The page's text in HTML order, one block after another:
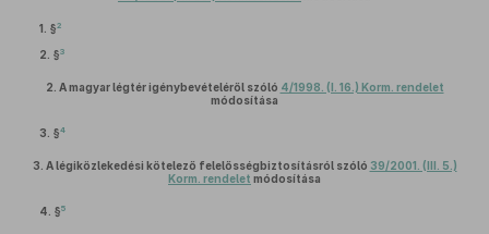
1. §2
2. §3
2. A magyar légtér igénybevételéről szóló 4/1998. (I. 16.) Korm. rendelet
módosítása
3. §4
3. A légiközlekedési kötelező felelősségbiztosításról szóló 39/2001. (III. 5.)
Korm. rendelet módosítása
4. §5